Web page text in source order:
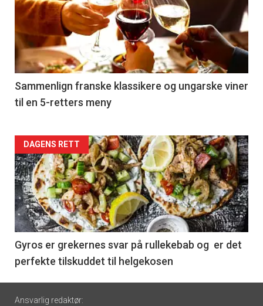
akkurat
nå
-
5
Sammenlign franske klassikere og ungarske viner
til en 5-retters meny
Forsiden
akkurat
nå
-
6
DAGENS RETT
Gyros er grekernes svar på rullekebab og er det
perfekte tilskuddet til helgekosen
Footer
Ansvarlig redaktør: